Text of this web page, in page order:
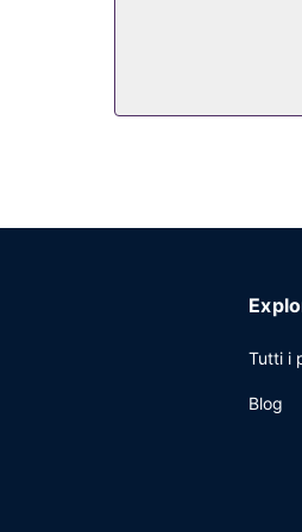
Potrai usufruire
Tutti i
Blog